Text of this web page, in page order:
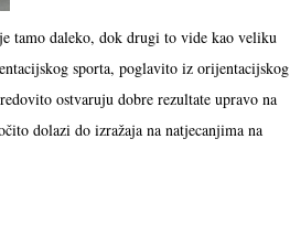
tamo daleko, dok drugi to vide kao veliku
sporta, poglavito iz orijentacijskog
ostvaruju dobre rezultate upravo na
dolazi do izražaja na natjecanjima na